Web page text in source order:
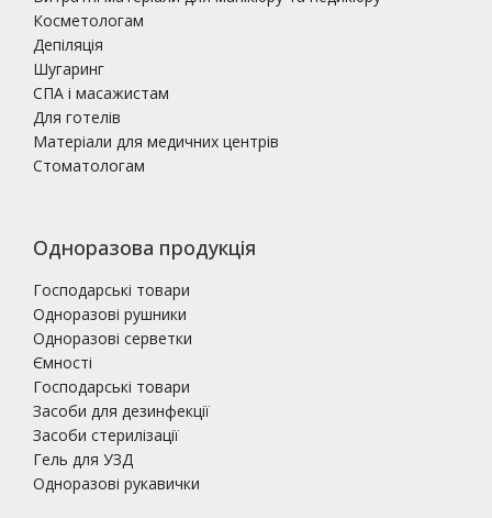
Косметологам
Депіляція
Шугаринг
СПА і масажистам
Для готелів
Матеріали для медичних центрів
Стоматологам
Одноразова продукція
Господарські товари
Одноразові рушники
Одноразові серветки
Ємності
Господарські товари
Засоби для дезинфекції
Засоби стерилізації
Гель для УЗД
Одноразові рукавички